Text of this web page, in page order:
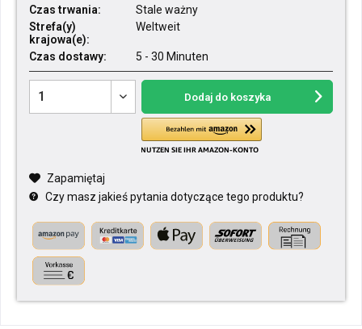
Czas trwania:
Stale ważny
Strefa(y)
krajowa(e):
Weltweit
Czas dostawy: 5 - 30 Minuten
Dodaj do koszyka
Zapamiętaj
Czy masz jakieś pytania dotyczące tego produktu?